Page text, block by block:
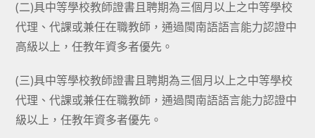
(二)具中等學校教師證書且聘期為三個月以上之中等學校
代理、代課或兼任在職教師，通過閩南語語言能力認證中
高級以上，任教年資多者優先。
(三)具中等學校教師證書且聘期為三個月以上之中等學校
代理、代課或兼任在職教師，通過閩南語語言能力認證中
級以上，任教年資多者優先。